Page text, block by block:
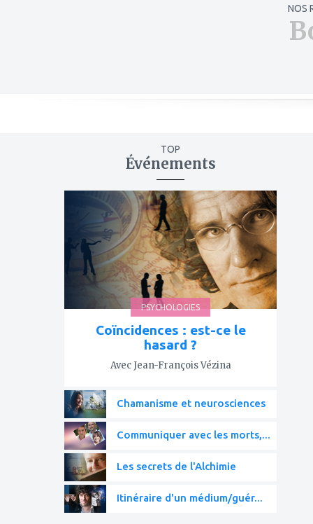
NOS
TOP
Événements
mes
favoris
PSYCHOLOGIES
Coïncidences : est-ce le
hasard ?
Avec Jean-François Vézina
Chamanisme et neurosciences
Communiquer avec les morts,...
Les secrets de l'Alchimie
Itinéraire d'un médium/guér...